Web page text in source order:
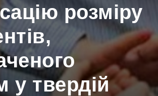
розміру
у твердій